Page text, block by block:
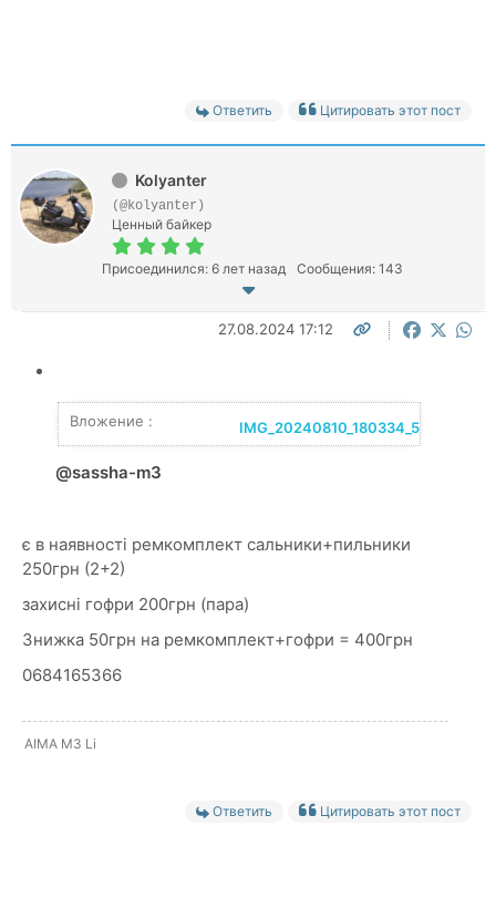
Ответить Цитировать этот пост
Kolyanter
(@kolyanter)
Ценный байкер
Присоединился: 6 лет назад Сообщения: 143
27.08.2024 17:12
Вложение : IMG_20240810_180334_500.jpg
@sassha-m3
є в наявності ремкомплект сальники+пильники
250грн (2+2)
захисні гофри 200грн (пара)
Знижка 50грн на ремкомплект+гофри = 400грн
0684165366
AIMA M3 Li
Ответить Цитировать этот пост